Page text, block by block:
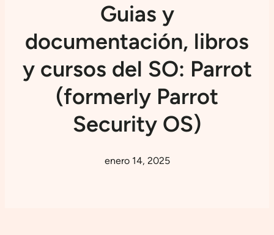
Guias y
documentación, libros
y cursos del SO: Parrot
(formerly Parrot
Security OS)
enero 14, 2025